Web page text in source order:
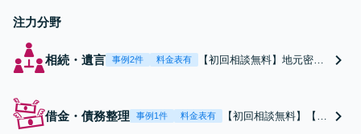
注力分野
相続・遺言 事例2件 料金表有
【初回相談無料】地元密着
決します「不動産が絡む遺
産分割も的確に対応」「相
借金・債務整理 事例1件 料金表有
【初回相談無料】【法